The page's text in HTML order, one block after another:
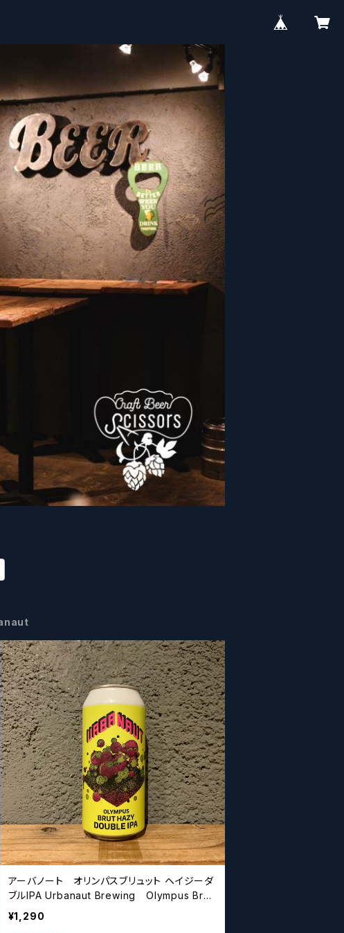
アーバノート オリンパスブリュット ヘイジーダ
ブルIPA Urbanaut Brewing Olympus Brut
Hazy Double IPA (Brut DIPA)
¥1,290